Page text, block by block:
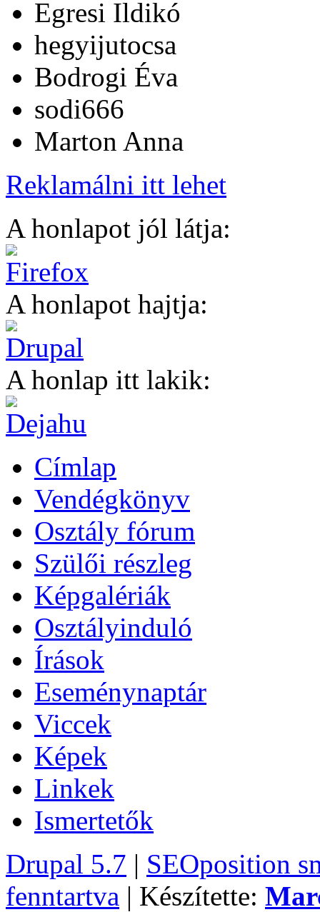
Egresi Ildikó
hegyijutocsa
Bodrogi Éva
sodi666
Marton Anna
Reklamálni itt lehet
A honlapot jól látja:
A honlapot hajtja:
A honlap itt lakik:
Címlap
Vendégkönyv
Osztály fórum
Szülői részleg
Képgalériák
Osztályinduló
Írások
Eseménynaptár
Viccek
Képek
Linkek
Ismertetők
Drupal 5.7 | SEOposition
fenntartva | Készítette: